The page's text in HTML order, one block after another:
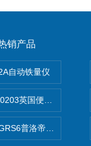
销产品
自动铁量仪
英国便携式油品颗
普洛帝全自动微量